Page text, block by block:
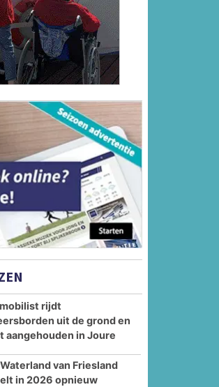
rijdt
uit de grond en
aangehouden in Joure
van Friesland
in 2026 opnieuw